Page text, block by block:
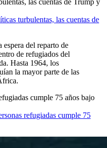
las cuentas de Trump y
turbulentas, las cuentas de
cumple 75 años bajo
refugiadas cumple 75